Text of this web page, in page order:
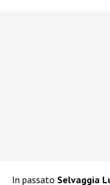
In passato Selvaggia